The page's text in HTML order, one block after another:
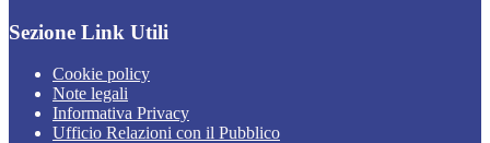
Sezione Link Utili
Cookie policy
Note legali
Informativa Privacy
Ufficio Relazioni con il Pubblico